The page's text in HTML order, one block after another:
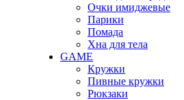
Очки имиджевые
Парики
Помада
Хна для тела
GAME
Кружки
Пивные кружки
Рюкзаки